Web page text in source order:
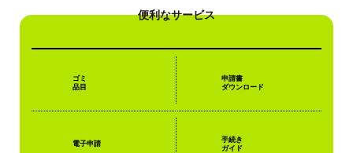
便利なサービス
ゴミ
品目
申請書
ダウンロード
電子申請
手続き
ガイド